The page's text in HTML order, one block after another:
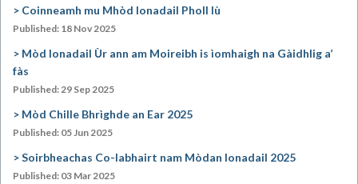
Coinneamh mu Mhòd Ionadail Pholl Iù
Published: 18 Nov 2025
Mòd Ionadail Ùr ann am Moireibh is ìomhaigh na Gàidhlig a’
fàs
Published: 29 Sep 2025
Mòd Chille Bhrìghde an Ear 2025
Published: 05 Jun 2025
Soirbheachas Co-labhairt nam Mòdan Ionadail 2025
Published: 03 Mar 2025